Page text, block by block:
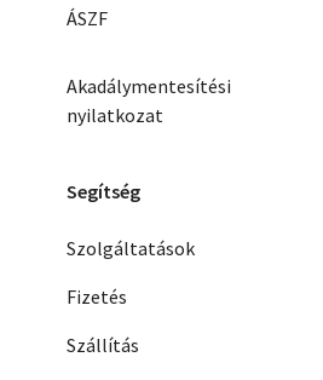
ÁSZF
Akadálymentesítési
nyilatkozat
Segítség
Szolgáltatások
Fizetés
Szállítás